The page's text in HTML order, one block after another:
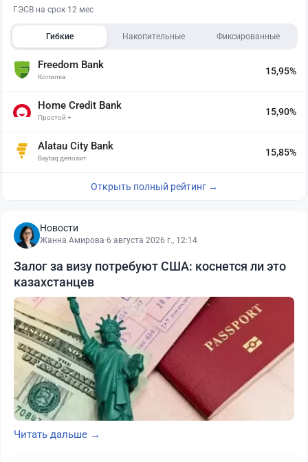
ГЭСВ на срок 12 мес
Гибкие Накопительные Фиксированные
Freedom Bank
Копилка
15,95%
Home Credit Bank
Простой +
15,90%
Alatau City Bank
Baytaq депозит
15,85%
Открыть полный рейтинг →
Новости
Жанна Амирова·6 августа 2026 г., 12:14
Залог за визу потребуют США: коснется ли это
казахстанцев
Читать дальше →